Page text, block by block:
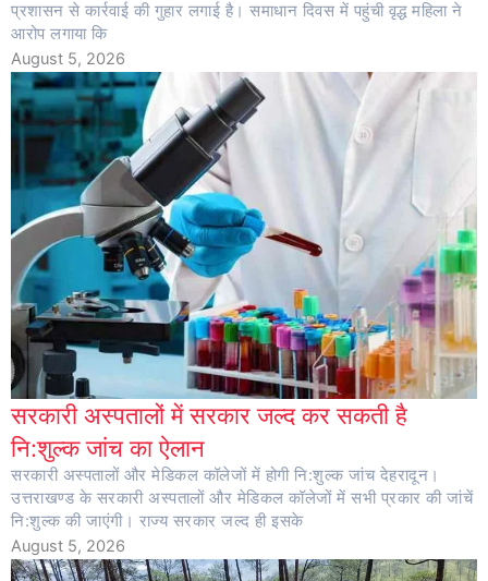
प्रशासन से कार्रवाई की गुहार लगाई है। समाधान दिवस में पहुंची वृद्ध महिला ने
आरोप लगाया कि
August 5, 2026
सरकारी अस्पतालों में सरकार जल्द कर सकती है
नि:शुल्क जांच का ऐलान
सरकारी अस्पतालों और मेडिकल कॉलेजों में होगी नि:शुल्क जांच देहरादून।
उत्तराखण्ड के सरकारी अस्पतालों और मेडिकल कॉलेजों में सभी प्रकार की जांचें
नि:शुल्क की जाएंगी। राज्य सरकार जल्द ही इसके
August 5, 2026